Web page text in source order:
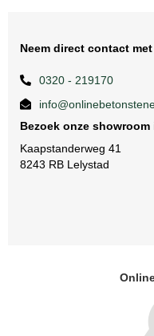
Neem direct contact
0320 - 219170
Bezoek onze
Kaapstanderweg 41
8243 RB Lelystad